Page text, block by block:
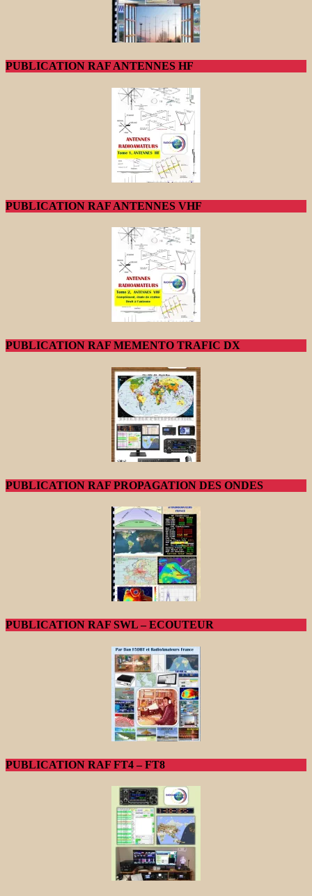
PUBLICATION RAF ANTENNES HF
PUBLICATION RAF ANTENNES VHF
PUBLICATION RAF MEMENTO TRAFIC DX
PUBLICATION RAF PROPAGATION DES ONDES
PUBLICATION RAF SWL – ECOUTEUR
PUBLICATION RAF FT4 – FT8